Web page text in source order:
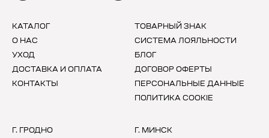
КАТАЛОГ
О НАС
УХОД
ДОСТАВКА И ОПЛАТА
КОНТАКТЫ
ТОВАРНЫЙ ЗНАК
СИСТЕМА ЛОЯЛЬНОСТИ
БЛОГ
ДОГОВОР ОФЕРТЫ
ПЕРСОНАЛЬНЫЕ ДАННЫЕ
ПОЛИТИКА COOKIE
Г. ГРОДНО Г. МИНСК